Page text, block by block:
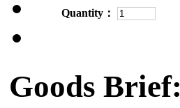
Quantity：
Goods Brief: